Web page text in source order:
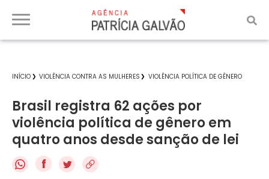
INÍCIO VIOLÊNCIA CONTRA AS MULHERES VIOLÊNCIA POLÍTICA DE GÊNERO
Brasil registra 62 ações por
violência política de gênero em
quatro anos desde sanção de lei
f